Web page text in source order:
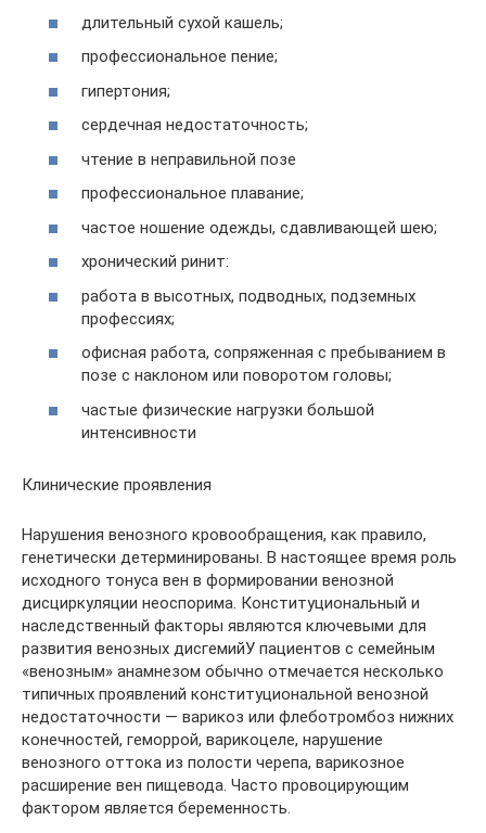
длительный сухой кашель;
профессиональное пение;
гипертония;
сердечная недостаточность;
чтение в неправильной позе
профессиональное плавание;
частое ношение одежды, сдавливающей шею;
хронический ринит:
работа в высотных, подводных, подземных
профессиях;
офисная работа, сопряженная с пребыванием в
позе с наклоном или поворотом головы;
частые физические нагрузки большой
интенсивности
Клинические проявления
Нарушения венозного кровообращения, как правило,
генетически детерминированы. В настоящее время роль
исходного тонуса вен в формировании венозной
дисциркуляции неоспорима. Конституциональный и
наследственный факторы являются ключевыми для
развития венозных дисгемийУ пациентов с семейным
«венозным» анамнезом обычно отмечается несколько
типичных проявлений конституциональной венозной
недостаточности — варикоз или флеботромбоз нижних
конечностей, геморрой, варикоцеле, нарушение
венозного оттока из полости черепа, варикозное
расширение вен пищевода. Часто провоцирующим
фактором является беременность.